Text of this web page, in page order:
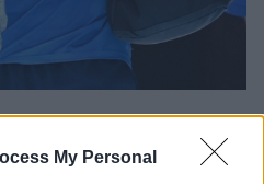
My Personal
μαγνητική για να απαντήσει